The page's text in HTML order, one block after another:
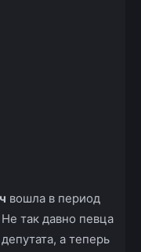
вошла в период
так давно певца
а теперь